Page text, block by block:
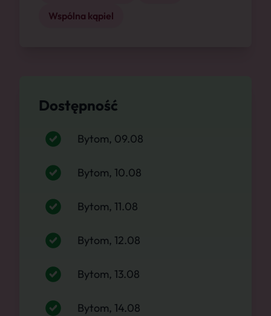
Wspólna kąpiel
Dostępność
Bytom, 09.08
Bytom, 10.08
Bytom, 11.08
Bytom, 12.08
Bytom, 13.08
Bytom, 14.08